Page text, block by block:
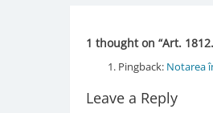
1 thought on “Art.
Pingback: Notarea
Leave a Reply